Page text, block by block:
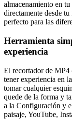
almacenamiento en
directamente desde
perfecto para las
Herramienta
experiencia
El recortador de MP4
tener experiencia en
tomar cualquier
quede de la forma y
a la Configuración y
paisaje, YouTube,